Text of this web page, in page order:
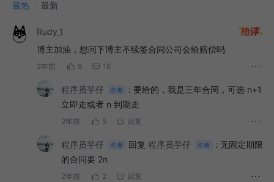
最热 最新
Rudy_1
博主加油，想问下博主不续签合同公司会给赔偿吗
2年前 8 16
程序员芋仔 作者 : 要给的，我是三年合同，可选 n+1
立即走或者 n 到期走
2年前 5 回复
程序员芋仔 作者 回复 程序员芋仔 作者 : 无固定期限
的合同要 2n
2年前 2 回复